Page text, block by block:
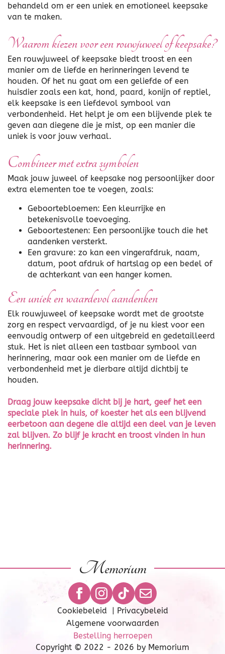
behandeld om er een uniek en emotioneel keepsake
van te maken.
Waarom kiezen voor een rouwjuweel of keepsake?
Een rouwjuweel of keepsake biedt troost en een
manier om de liefde en herinneringen levend te
houden. Of het nu gaat om een geliefde of een
huisdier zoals een kat, hond, paard, konijn of reptiel,
elk keepsake is een liefdevol symbool van
verbondenheid. Het helpt je om een blijvende plek te
geven aan diegene die je mist, op een manier die
uniek is voor jouw verhaal.
Combineer met extra symbolen
Maak jouw juweel of keepsake nog persoonlijker door
extra elementen toe te voegen, zoals:
Geboortebloemen: Een kleurrijke en
betekenisvolle toevoeging.
Geboortestenen: Een persoonlijke touch die het
aandenken versterkt.
Een gravure: zo kan een vingerafdruk, naam,
datum, poot afdruk of hartslag op een bedel of
de achterkant van een hanger komen.
Een uniek en waardevol aandenken
Elk rouwjuweel of keepsake wordt met de grootste
zorg en respect vervaardigd, of je nu kiest voor een
eenvoudig ontwerp of een uitgebreid en gedetailleerd
stuk. Het is niet alleen een tastbaar symbool van
herinnering, maar ook een manier om de liefde en
verbondenheid met je dierbare altijd dichtbij te
houden.
Draag jouw keepsake dicht bij je hart, geef het een
speciale plek in huis, of koester het als een blijvend
eerbetoon aan degene die altijd een deel van je leven
zal blijven. Zo blijf je kracht en troost vinden in hun
herinnering.
Memorium
Cookiebeleid | Privacybeleid
Algemene voorwaarden
Bestelling herroepen
Copyright © 2022 - 2026 by Memorium